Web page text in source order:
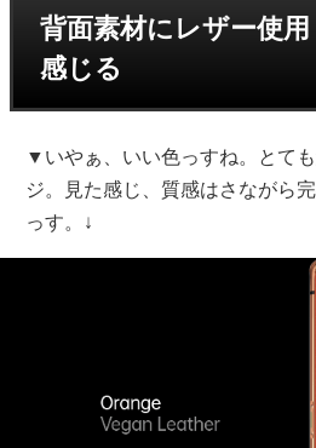
背面素材にレザー使
感じる
▼いやぁ、いい色っすね。とて
ジ。見た感じ、質感はさながら
っす。↓